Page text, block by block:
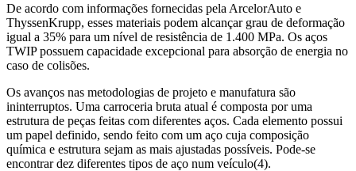
De acordo com informações fornecidas pela ArcelorAuto e
ThyssenKrupp, esses materiais podem alcançar grau de deformação
igual a 35% para um nível de resistência de 1.400 MPa. Os aços
TWIP possuem capacidade excepcional para absorção de energia no
caso de colisões.
Os avanços nas metodologias de projeto e manufatura são
ininterruptos. Uma carroceria bruta atual é composta por uma
estrutura de peças feitas com diferentes aços. Cada elemento possui
um papel definido, sendo feito com um aço cuja composição
química e estrutura sejam as mais ajustadas possíveis. Pode-se
encontrar dez diferentes tipos de aço num veículo(4).